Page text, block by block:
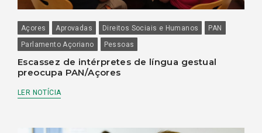
Açores Aprovadas Direitos Sociais e Humanos
PAN
Parlamento Açoriano
Pessoas
Escassez de intérpretes de língua gestual
preocupa PAN/Açores
LER NOTÍCIA